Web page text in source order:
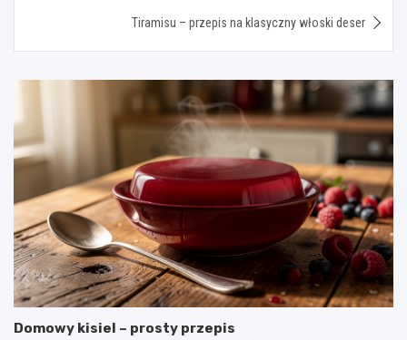
Tiramisu – przepis na klasyczny włoski deser
Domowy kisiel – prosty przepis